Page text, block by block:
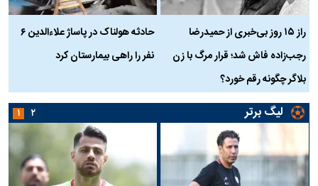
راز ۱۵ روز بی‌خبری از حمیدرضا
رجب‌زاده فاش شد؛ قرار مرگ با زن
بلاگر چگونه رقم خورد؟
حادثه هولناک در پاساژ علاءالدین ۶
نفر را راهی بیمارستان کرد
لیگ برتر ۱ ۲